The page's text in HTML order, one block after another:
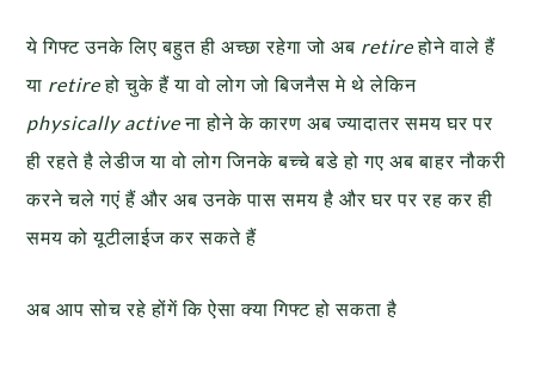
ये गिफ्ट उनके लिए बहुत ही अच्छा रहेगा जो अब retireहोने वाले हैं
या retireहो चुके हैं या वो लोग जो बिजनैस मे थे लेकिन
physically activeना होने के कारण अब ज्यादातर समय घर पर
ही रहते है लेडीज या वो लोग जिनके बच्चे बडे हो गए अब बाहर नौकरी
करने चले गएं हैं और अब उनके पास समय है और घर पर रह कर ही
समय को यूटीलाईज कर सकते हैं
अब आप सोच रहे होंगें कि ऐसा क्या गिफ्ट हो सकता है